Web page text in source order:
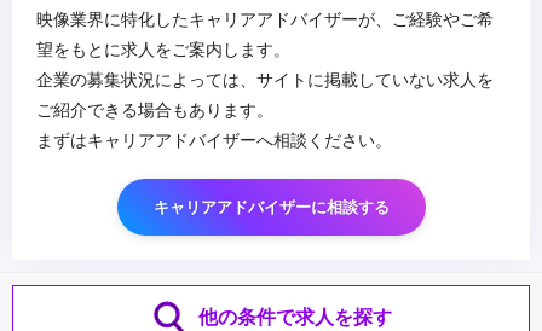
映像業界に特化したキャリアアドバイザーが、ご経験やご希
望をもとに求人をご案内します。
企業の募集状況によっては、サイトに掲載していない求人を
ご紹介できる場合もあります。
まずはキャリアアドバイザーへ相談ください。
キャリアアドバイザーに相談する
他の条件で求人を探す